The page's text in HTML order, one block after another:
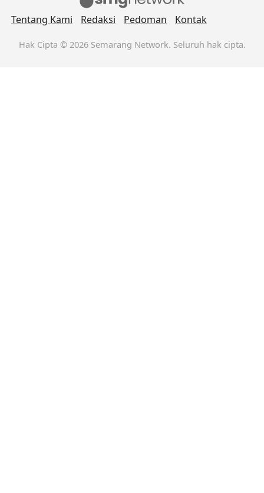
Tentang Kami Redaksi Pedoman Kontak
Hak Cipta © 2026 Semarang Network. Seluruh hak cipta.